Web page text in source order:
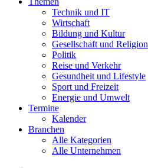
Technik und IT
Wirtschaft
Bildung und Kultur
Gesellschaft und Religion
Politik
Reise und Verkehr
Gesundheit und Lifestyle
Sport und Freizeit
Energie und Umwelt
Termine
Kalender
Branchen
Alle Kategorien
Alle Unternehmen